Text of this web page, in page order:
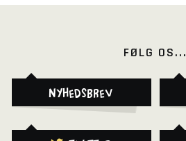
FØLG OS...
Nyhedsbrev